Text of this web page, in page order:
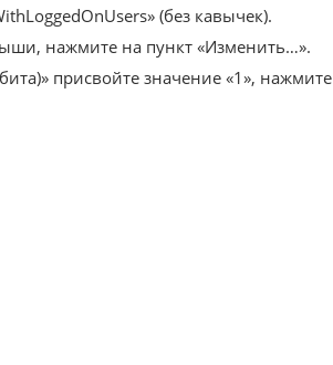
(без кавычек).
нажмите на пункт «Изменить…».
присвойте значение «1», нажмите